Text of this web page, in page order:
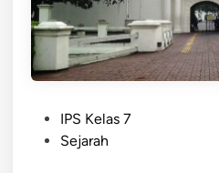
IPS Kelas 7
Sejarah